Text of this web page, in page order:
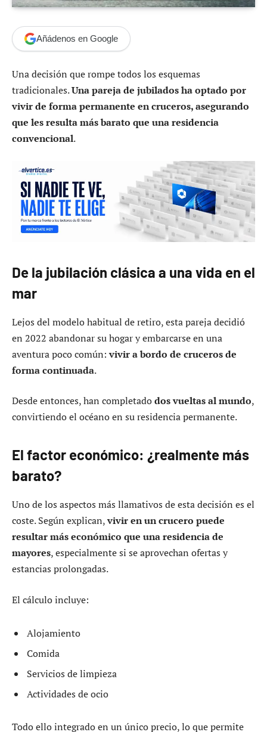
Añádenos en Google
Una decisión que rompe todos los esquemas
tradicionales.Una pareja de jubilados ha optado por
vivir de forma permanente en cruceros, asegurando
que les resulta más barato que una residencia
convencional.
De la jubilación clásica a una vida en el
mar
Lejos del modelo habitual de retiro, esta pareja decidió
en 2022 abandonar su hogar y embarcarse en una
aventura poco común:vivir a bordo de cruceros de
forma continuada.
Desde entonces, han completadodos vueltas al mundo,
convirtiendo el océano en su residencia permanente.
El factor económico: ¿realmente más
barato?
Uno de los aspectos más llamativos de esta decisión es el
coste. Según explican,vivir en un crucero puede
resultar más económico que una residencia de
mayores, especialmente si se aprovechan ofertas y
estancias prolongadas.
El cálculo incluye:
Alojamiento
Comida
Servicios de limpieza
Actividades de ocio
Todo ello integrado en un único precio, lo que permite